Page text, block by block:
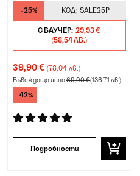
-25% КОД: SALE25P
С ВАУЧЕР: 29,93 €
(58,54 ЛВ.)
39,90 € (78,04 лв.)
Въвеждаща цена:69,90 €(136,71 лв.)
-42%
Подробности